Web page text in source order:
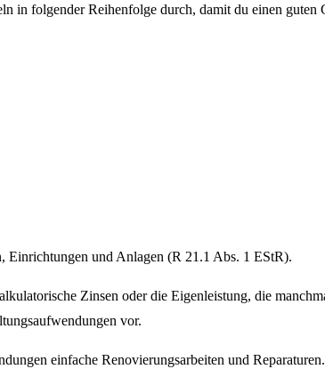
in folgender Reihenfolge durch, damit du einen guten
Einrichtungen und Anlagen (R 21.1 Abs. 1 EStR).
Zinsen oder die Eigenleistung, die
vor.
einfache Renovierungsarbeiten und Reparaturen.